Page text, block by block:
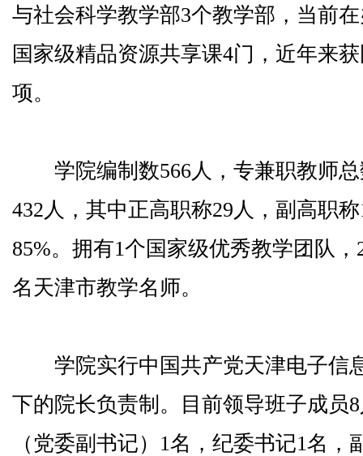
与社会科学教学部3个教学部，当前
国家级精品资源共享课4门，近年来
项。
学院编制数566人，专兼职教师总
432人，其中正高职称29人，副高职
85%。拥有1个国家级优秀教学团队
名天津市教学名师。
学院实行中国共产党天津电子信
下的院长负责制。目前领导班子成员
（党委副书记）1名，纪委书记1名，